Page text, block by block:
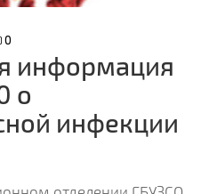
0
информация
о
инфекции